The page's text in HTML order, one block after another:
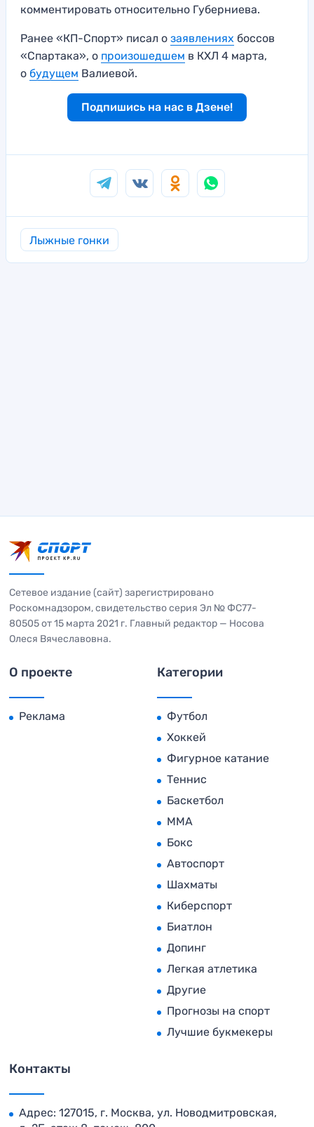
комментировать относительно Губерниева.
Ранее «КП-Спорт» писал о заявлениях боссов
«Спартака», о произошедшем в КХЛ 4 марта,
о будущем Валиевой.
Подпишись на нас в Дзене!
Лыжные гонки
Сетевое издание (сайт) зарегистрировано
Роскомнадзором, свидетельство серия Эл № ФС77-
80505 от 15 марта 2021 г. Главный редактор — Носова
Олеся Вячеславовна.
О проекте
Реклама
Категории
Футбол
Хоккей
Фигурное катание
Теннис
Баскетбол
MMA
Бокс
Автоспорт
Шахматы
Киберспорт
Биатлон
Допинг
Легкая атлетика
Другие
Прогнозы на спорт
Лучшие букмекеры
Контакты
Адрес: 127015, г. Москва, ул. Новодмитровская,